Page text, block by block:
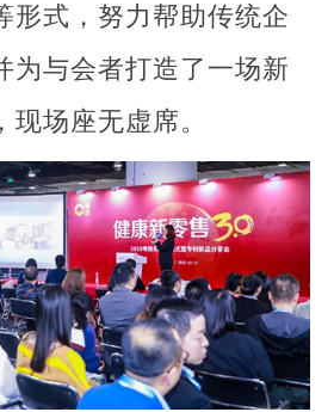
形式，努力帮助传统企
为与会者打造了一场新
场座无虚席。